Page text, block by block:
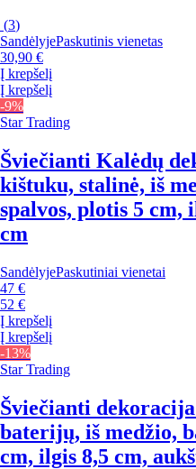
(3)
SandėlyjePaskutinis vienetas
30,90 €
Į krepšelį
Į krepšelį
-9%
Star Trading
Šviečianti Kalėdų
kištuku, stalinė, iš
spalvos, plotis 5 cm,
cm
SandėlyjePaskutiniai vienetai
47 €
52 €
Į krepšelį
Į krepšelį
-13%
Star Trading
Šviečianti
baterijų, iš medžio,
cm, ilgis 8,5 cm,